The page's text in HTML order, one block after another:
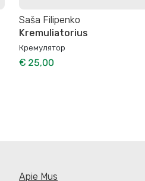
Saša Filipenko
Kremuliatorius
Кремулятор
€ 25,00
Apie Mus